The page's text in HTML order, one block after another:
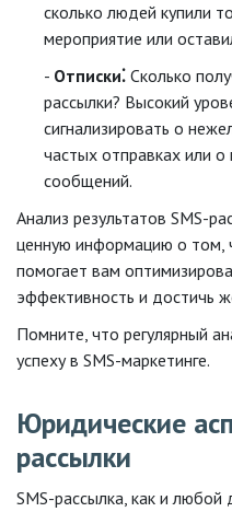
сколько людей купили
мероприятие или
Отписки⁚ Сколько
рассылки? Высокий
сигнализировать о
частых отправках или
сообщений.
Анализ результатов SMS-
ценную информацию о том,
помогает вам
эффективность и достичь
Помните, что регулярный
успеху в SMS-маркетинге.
Юридические
рассылки
SMS-рассылка, как и любой